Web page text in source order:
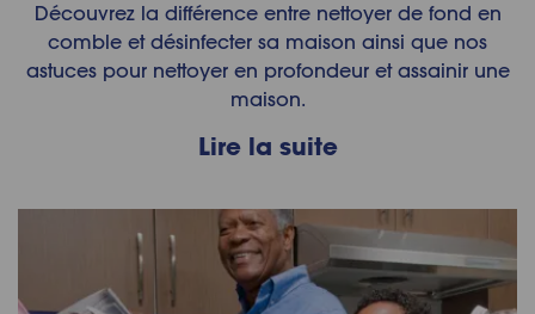
Découvrez la différence entre nettoyer de fond en
comble et désinfecter sa maison ainsi que nos
astuces pour nettoyer en profondeur et assainir une
maison.
Lire la suite